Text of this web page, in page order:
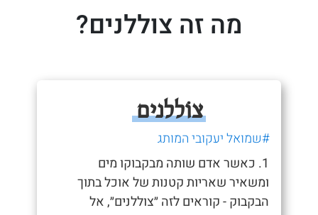
מה זה צוללנים?
צוֹללנים
#שמואל יעקובי המותג
1. כאשר אדם שותה מבקבוקו מים
ומשאיר שאריות קטנות של אוכל בתוך
הבקבוק - קוראים לזה ״צוללנים״, אל